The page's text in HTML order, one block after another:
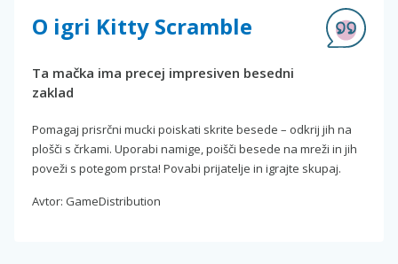
O igri Kitty Scramble
Ta mačka ima precej impresiven besedni
zaklad
Pomagaj prisrčni mucki poiskati skrite besede – odkrij jih na
plošči s črkami. Uporabi namige, poišči besede na mreži in jih
poveži s potegom prsta! Povabi prijatelje in igrajte skupaj.
Avtor: GameDistribution